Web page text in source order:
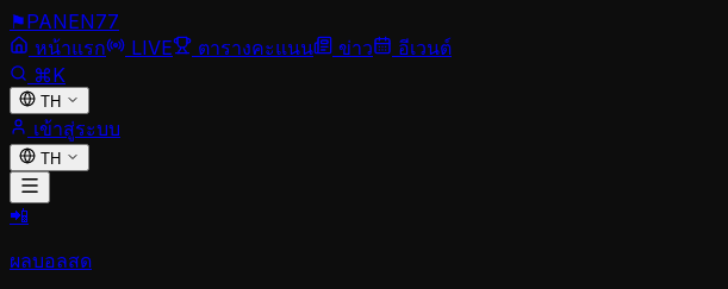
⚑PANEN77
หน้าแรก
LIVE ตารางคะแนน ข่าว
อีเวนต์
⌘K
TH
เข้าสู่ระบบ
TH
📲
ผลบอลสด